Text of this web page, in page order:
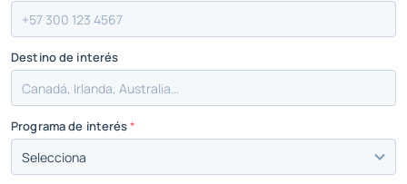
Destino de interés
Programa de interés*